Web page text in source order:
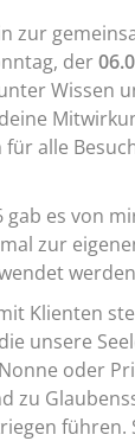
zur
der
Wissen
für alle
gab es von
zur
Klienten
unsere
oder
zu
führen.